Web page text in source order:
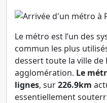
Le métro est l’un des
commun les plus
dessert toute la ville de
agglomération. Le
lignes, sur226.9km
essentiellement